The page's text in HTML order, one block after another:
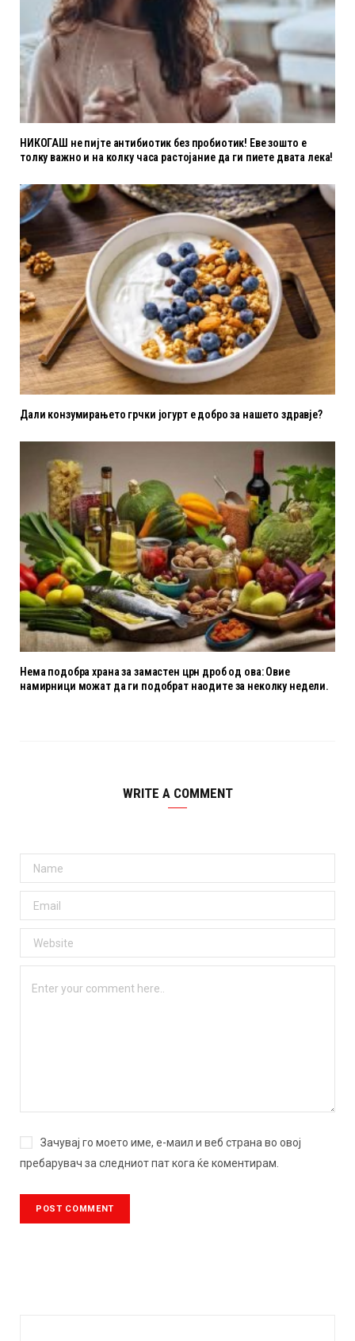
НИКОГАШ не пијте антибиотик без пробиотик! Еве зошто е
толку важно и на колку часа растојание да ги пиете двата лека!
Дали конзумирањето грчки јогурт е добро за нашето здравје?
Нема подобра храна за замастен црн дроб од ова: Овие
намирници можат да ги подобрат наодите за неколку недели.
WRITE A COMMENT
Зачувај го моето име, е-маил и веб страна во овој
пребарувач за следниот пат кога ќе коментирам.